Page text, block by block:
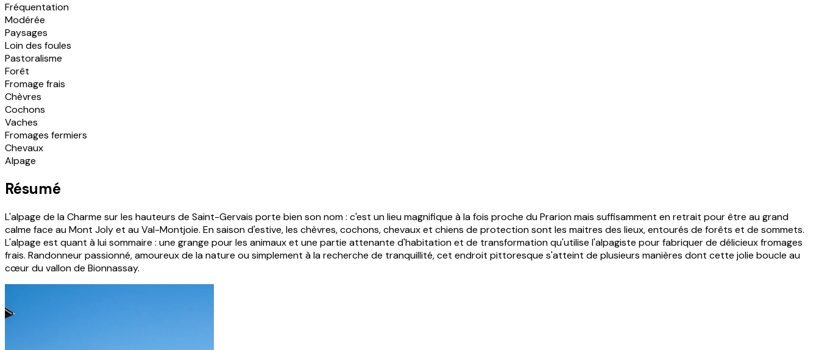
Fréquentation
Modérée
Paysages
Loin des foules
Pastoralisme
Forêt
Fromage frais
Chèvres
Cochons
Vaches
Fromages fermiers
Chevaux
Alpage
Résumé
L'alpage de la Charme sur les hauteurs de Saint-Gervais porte bien son nom : c'est un lieu magnifique à la fois proche du Prarion mais suffisamment en retrait pour être au grand
calme face au Mont Joly et au Val-Montjoie. En saison d'estive, les chèvres, cochons, chevaux et chiens de protection sont les maitres des lieux, entourés de forêts et de sommets.
L'alpage est quant à lui sommaire : une grange pour les animaux et une partie attenante d'habitation et de transformation qu'utilise l'alpagiste pour fabriquer de délicieux fromages
frais. Randonneur passionné, amoureux de la nature ou simplement à la recherche de tranquillité, cet endroit pittoresque s'atteint de plusieurs manières dont cette jolie boucle au
cœur du vallon de Bionnassay.